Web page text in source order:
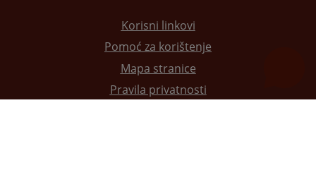
Korisni linkovi
Pomoć za korištenje
Mapa stranice
Pravila privatnosti